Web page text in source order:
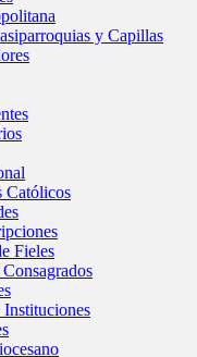
y Capillas
Católicos
Fieles